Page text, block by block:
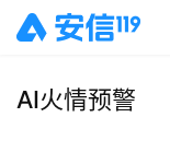
AI火情预警